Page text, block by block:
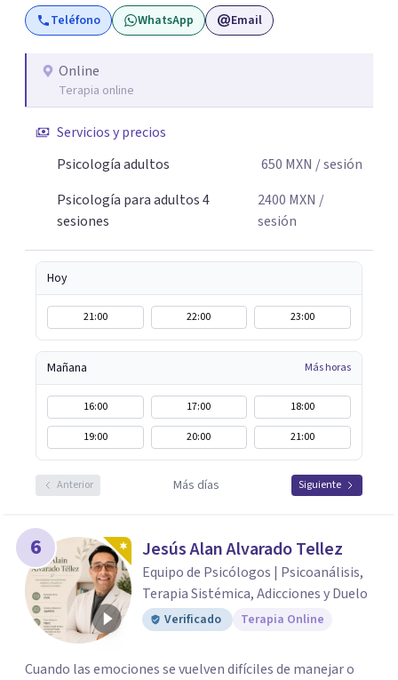
Teléfono WhatsApp Email
Online
Terapia online
Servicios y precios
Psicología adultos
650 MXN / sesión
Psicología para adultos 4
sesiones
2400 MXN /
sesión
Hoy
21:00 22:00 23:00
Mañana Más horas
16:00 17:00
18:00
19:00
20:00 21:00
Anterior Más días Siguiente
6 Jesús Alan Alvarado Tellez
Equipo de Psicólogos | Psicoanálisis,
Terapia Sistémica, Adicciones y Duelo
Verificado Terapia Online
Cuando las emociones se vuelven difíciles de manejar o